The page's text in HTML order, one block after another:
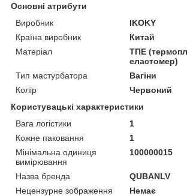
Основні атрибути
Виробник
IKOKY
Країна виробник
Китай
Матеріал
ТПЕ
еластомер)
Тип мастурбатора
Вагіни
Колір
Червоний
Користувацькі характеристики
Вага логістики
1
Кожне паковання
1
Мінімальна одиниця
вимірювання
100000015
Назва бренда
QUBANLV
Нецензурне зображення
Немає